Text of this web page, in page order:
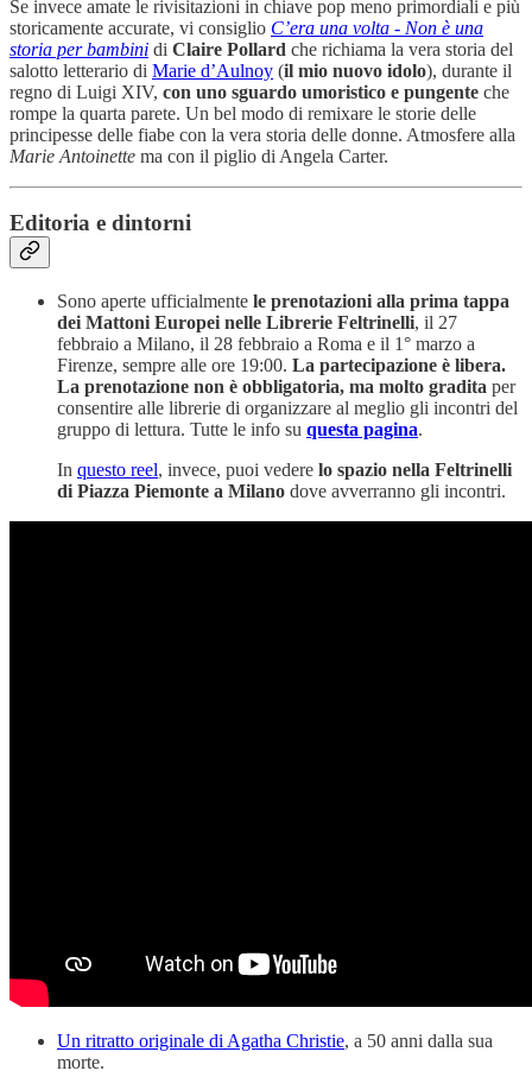
Se invece amate le rivisitazioni in chiave pop meno primordiali e più
storicamente accurate, vi consiglio C’era una volta - Non è una
storia per bambini di Claire Pollard che richiama la vera storia del
salotto letterario di Marie d’Aulnoy (il mio nuovo idolo), durante il
regno di Luigi XIV, con uno sguardo umoristico e pungente che
rompe la quarta parete. Un bel modo di remixare le storie delle
principesse delle fiabe con la vera storia delle donne. Atmosfere alla
Marie Antoinette ma con il piglio di Angela Carter.
Editoria e dintorni
Sono aperte ufficialmente le prenotazioni alla prima tappa
dei Mattoni Europei nelle Librerie Feltrinelli, il 27
febbraio a Milano, il 28 febbraio a Roma e il 1° marzo a
Firenze, sempre alle ore 19:00. La partecipazione è libera.
La prenotazione non è obbligatoria, ma molto gradita per
consentire alle librerie di organizzare al meglio gli incontri del
gruppo di lettura. Tutte le info su questa pagina.
In questo reel, invece, puoi vedere lo spazio nella Feltrinelli
di Piazza Piemonte a Milano dove avverranno gli incontri.
Un ritratto originale di Agatha Christie, a 50 anni dalla sua
morte.